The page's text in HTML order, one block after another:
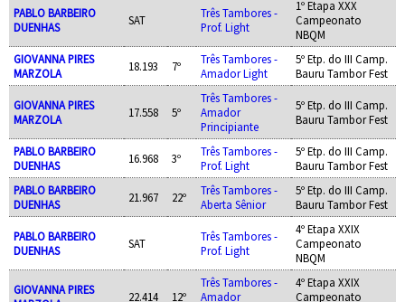
PABLO BARBEIRO
DUENHAS
SAT
Três Tambores -
Prof. Light
1º Etapa XXX
Campeonato
NBQM
GIOVANNA PIRES
MARZOLA
18.193 7º
Três Tambores -
Amador Light
5º Etp. do III Camp.
Bauru Tambor Fest
GIOVANNA PIRES
MARZOLA
17.558 5º
Três Tambores -
Amador
Principiante
5º Etp. do III Camp.
Bauru Tambor Fest
PABLO BARBEIRO
DUENHAS
16.968 3º
Três Tambores -
Prof. Light
5º Etp. do III Camp.
Bauru Tambor Fest
PABLO BARBEIRO
DUENHAS
21.967 22º
Três Tambores -
Aberta Sênior
5º Etp. do III Camp.
Bauru Tambor Fest
PABLO BARBEIRO
DUENHAS
SAT
Três Tambores -
Prof. Light
4º Etapa XXIX
Campeonato
NBQM
GIOVANNA PIRES
22.414 12º
Três Tambores -
Amador
4º Etapa XXIX
Campeonato